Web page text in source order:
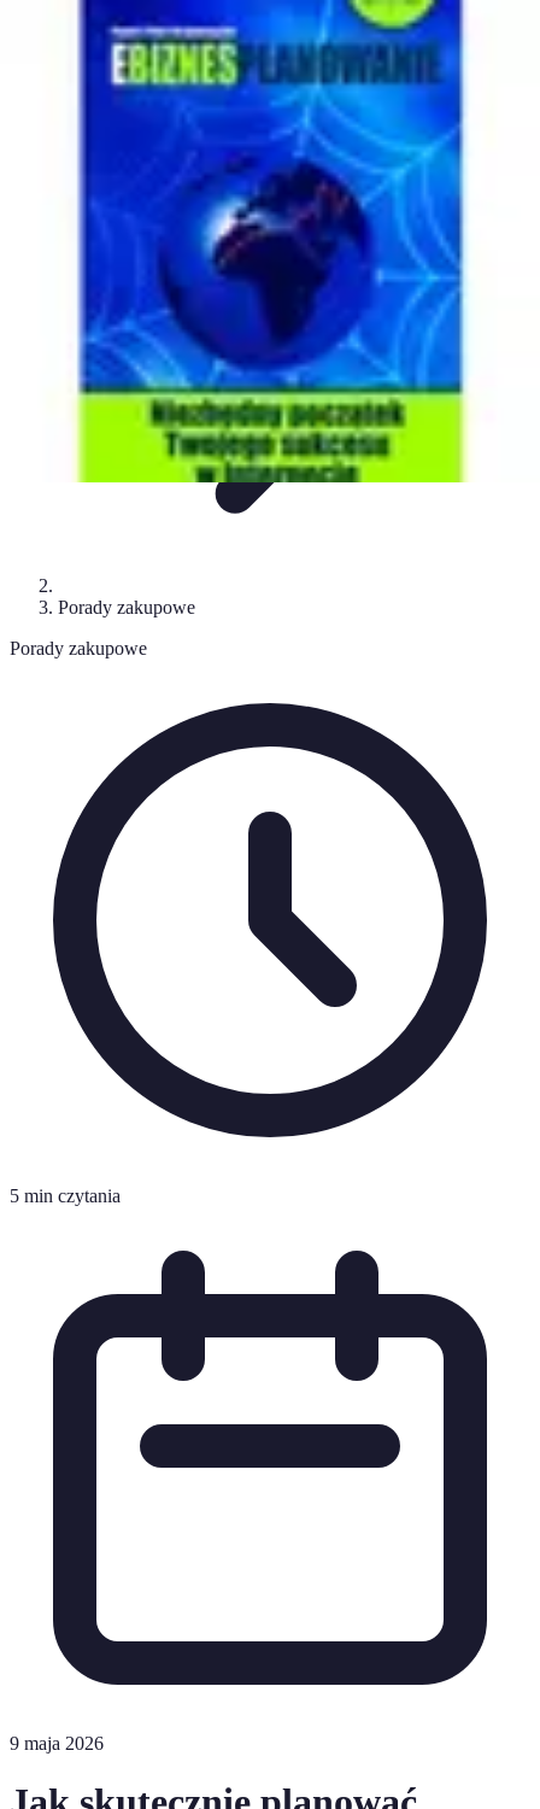
Mega Promocje
Porady zakupowePoradyTrendyPoradnikiZakupy i promocje
Porady zakupowe
Porady zakupowe
5 min czytania
9 maja 2026